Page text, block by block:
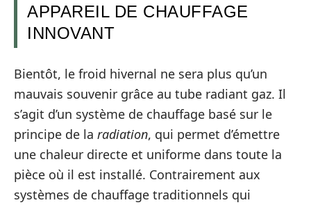
APPAREIL DE CHAUFFAGE
INNOVANT
Bientôt, le froid hivernal ne sera plus qu’un
mauvais souvenir grâce au tube radiant gaz. Il
s’agit d’un système de chauffage basé sur le
principe de la radiation, qui permet d’émettre
une chaleur directe et uniforme dans toute la
pièce où il est installé. Contrairement aux
systèmes de chauffage traditionnels qui